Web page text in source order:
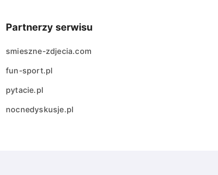
Partnerzy serwisu
smieszne-zdjecia.com
fun-sport.pl
pytacie.pl
nocnedyskusje.pl